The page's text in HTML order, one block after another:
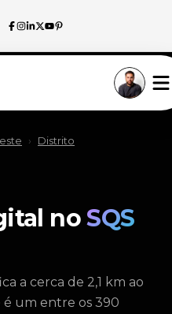
›
Distrito
noSQS
a cerca de 2,1 km ao
um entre os 390